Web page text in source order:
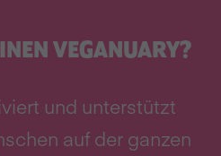
VEGANUARY?
und unterstützt
auf der ganzen